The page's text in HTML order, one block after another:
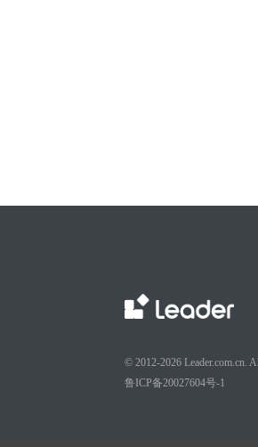
© 2012-2026 Leader.com.cn.
鲁ICP备20027604号-1